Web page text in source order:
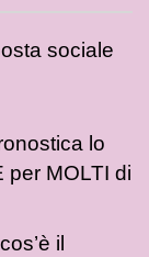
sociale
lo
per MOLTI di
il